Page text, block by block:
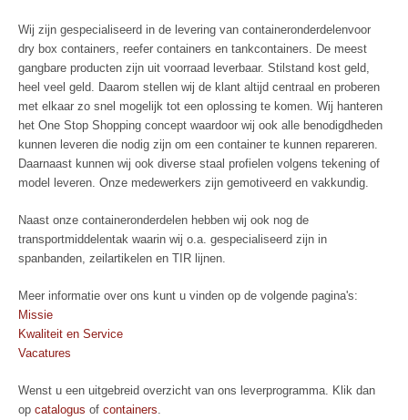
Wij zijn gespecialiseerd in de levering van containeronderdelenvoor
dry box containers, reefer containers en tankcontainers. De meest
gangbare producten zijn uit voorraad leverbaar. Stilstand kost geld,
heel veel geld. Daarom stellen wij de klant altijd centraal en proberen
met elkaar zo snel mogelijk tot een oplossing te komen. Wij hanteren
het One Stop Shopping concept waardoor wij ook alle benodigdheden
kunnen leveren die nodig zijn om een container te kunnen repareren.
Daarnaast kunnen wij ook diverse staal profielen volgens tekening of
model leveren. Onze medewerkers zijn gemotiveerd en vakkundig.
Naast onze containeronderdelen hebben wij ook nog de
transportmiddelentak waarin wij o.a. gespecialiseerd zijn in
spanbanden, zeilartikelen en TIR lijnen.
Meer informatie over ons kunt u vinden op de volgende pagina's:
Missie
Kwaliteit en Service
Vacatures
Wenst u een uitgebreid overzicht van ons leverprogramma. Klik dan
op catalogus of containers.